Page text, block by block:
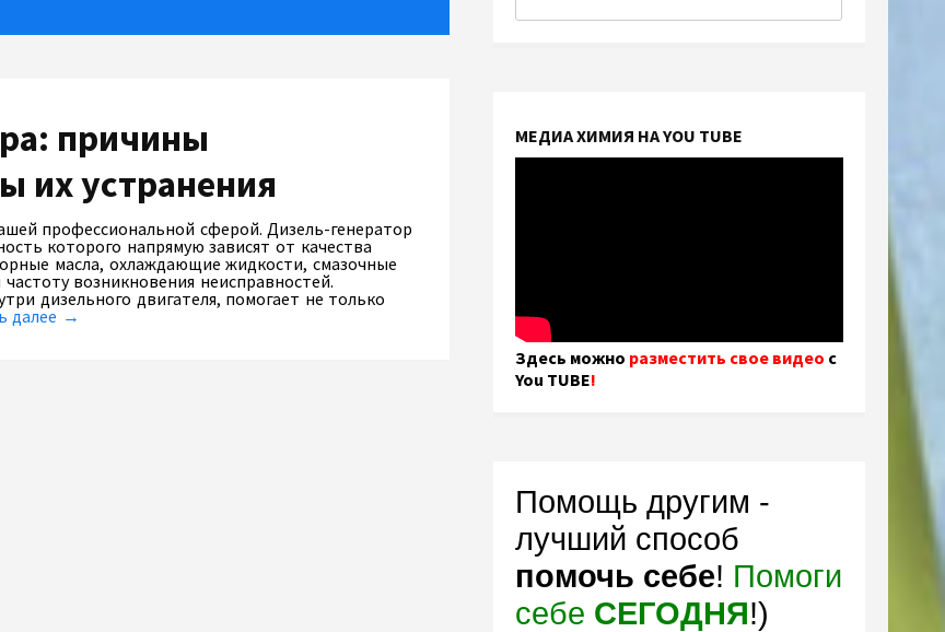
причины
их устранения
профессиональной сферой. Дизель-генератор
которого напрямую зависят от качества
масла, охлаждающие жидкости, смазочные
возникновения неисправностей.
дизельного двигателя, помогает не только
далее →
МЕДИА ХИМИЯ НА YOU TUBE
Здесь можно разместить свое видео с
You TUBE!
Помощь другим -
лучший способ
помочь себе! Помоги
себе СЕГОДНЯ!)